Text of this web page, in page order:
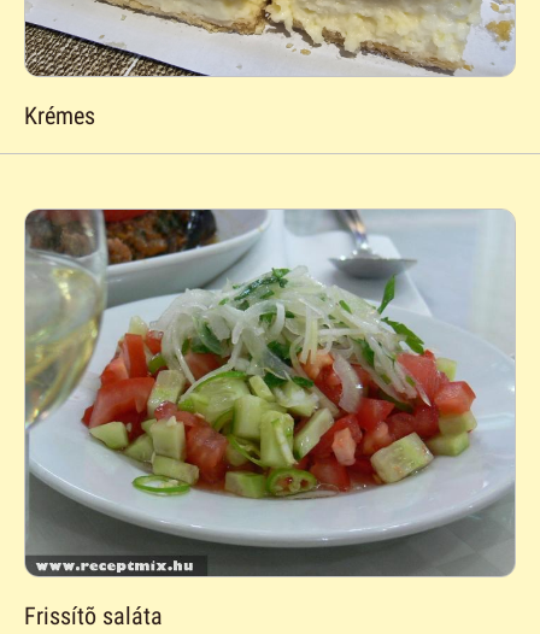
Krémes
Frissítõ saláta